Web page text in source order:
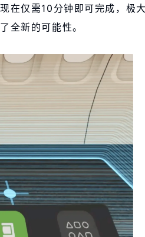
在仅需10分钟即可完成，极
全新的可能性。